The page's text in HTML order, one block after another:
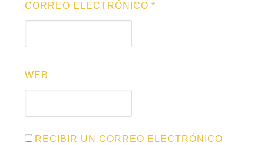
CORREO ELECTRÓNICO*
WEB
RECIBIR UN CORREO ELECTRÓNICO